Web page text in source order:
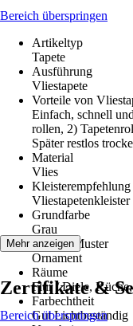
Bereich überspringen
Artikeltyp
Tapete
Ausführung
Vliestapete
Vorteile von
Einfach, schnell
rollen, 2)
Später restlos
Material
Vlies
Kleisterempfehlung
Vliestapetenkleister
Grundfarbe
Grau
Dekor / Muster
Ornament
Räume
Flur / Diele,
Farbechtheit
Gut Lichtbeständig
Mehr anzeigen
Zertifikate &
Bereich überspringen